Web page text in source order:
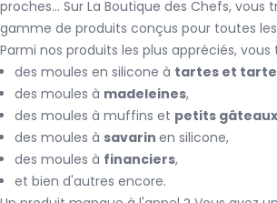
proches... Sur La Boutique des Chefs, vous
gamme de produits conçus pour toutes
Parmi nos produits les plus appréciés, vous
des moules en silicone à tartes et
des moules à madeleines,
des moules à muffins et petits gâteaux
des moules à savarinen silicone,
des moules à financiers,
et bien d'autres encore.